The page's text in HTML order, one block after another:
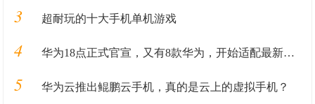
3 超耐玩的十大手机单机游戏
4 华为18点正式官宣，又有8款华为，开始适配最新华为手机系统！
5 华为云推出鲲鹏云手机，真的是云上的虚拟手机？